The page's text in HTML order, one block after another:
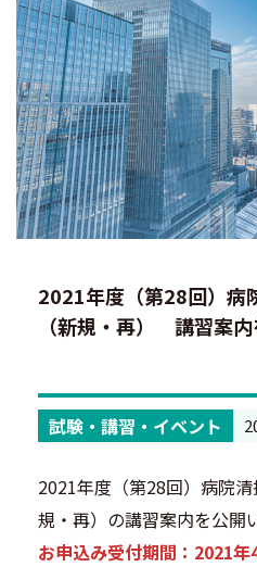
2021年度（第28回）病
（新規・再） 講習案
試験・講習・イベント
2021年度（第28回）病院
規・再）の講習案内を公開
お申込み受付期間：2021